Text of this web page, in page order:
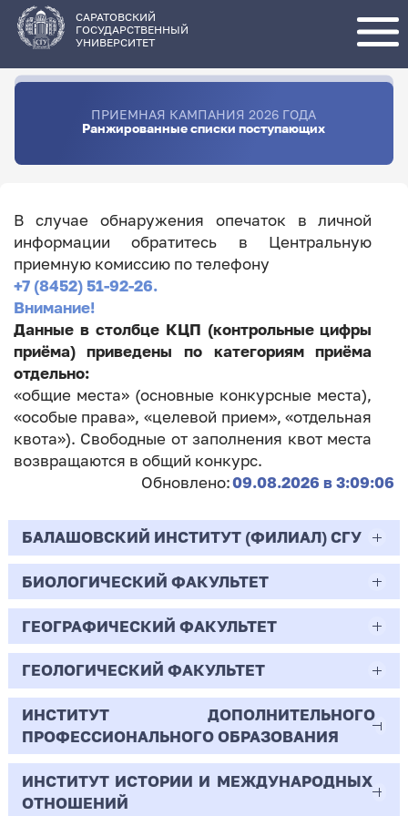
основному
содержанию
САРАТОВСКИЙ
ГОСУДАРСТВЕННЫЙ
УНИВЕРСИТЕТ
ПРИЕМНАЯ КАМПАНИЯ 2026 ГОДА
Ранжированные списки поступающих
В случае обнаружения опечаток в личной
информации обратитесь в Центральную
приемную комиссию по телефону
+7 (8452) 51-92-26.
Внимание!
Данные в столбце КЦП (контрольные цифры
приёма) приведены по категориям приёма
отдельно:
«общие места» (основные конкурсные места),
«особые права», «целевой прием», «отдельная
квота»). Свободные от заполнения квот места
возвращаются в общий конкурс.
Обновлено:09.08.2026 в 3:09:06
БАЛАШОВСКИЙ ИНСТИТУТ (ФИЛИАЛ) СГУ
44.03.02
Психолого-педагогическое образование
Очная | Бакалавр
Всего бюджетных мест - 10
Бюджет/
Общие места
Профиль: Практическая
психология образования
БИОЛОГИЧЕСКИЙ ФАКУЛЬТЕТ
06.03.01
Биология
Очная | Бакалавр
Всего бюджетных мест - 50
Бюджет/Общие места
ГЕОГРАФИЧЕСКИЙ ФАКУЛЬТЕТ
05.03.02
География
Очная | Бакалавр
Всего бюджетных мест - 15
ГЕОЛОГИЧЕСКИЙ ФАКУЛЬТЕТ
05.03.01
Геология
Очная | Бакалавр
ИНСТИТУТ ДОПОЛНИТЕЛЬНОГО
ПРОФЕССИОНАЛЬНОГО ОБРАЗОВАНИЯ
38.03.02
ИНСТИТУТ ИСТОРИИ И МЕЖДУНАРОДНЫХ
ОТНОШЕНИЙ